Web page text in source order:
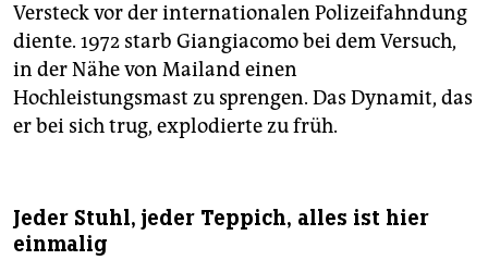
Versteck vor der internationalen Polizeifahndung
diente. 1972 starb Giangiacomo bei dem Versuch,
in der Nähe von Mailand einen
Hochleistungsmast zu sprengen. Das Dynamit, das
er bei sich trug, explodierte zu früh.
Jeder Stuhl, jeder Teppich, alles ist hier
einmalig